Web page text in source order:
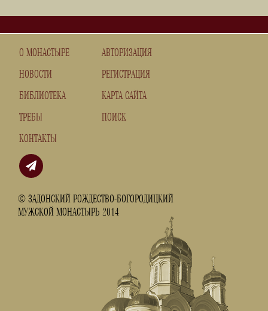
О МОНАСТЫРЕ
НОВОСТИ
БИБЛИОТЕКА
ТРЕБЫ
КОНТАКТЫ
© ЗАДОНСКИЙ РОЖДЕСТВО-БОГОРОДИЦКИЙ
МУЖСКОЙ МОНАСТЫРЬ 2014
АВТОРИЗАЦИЯ
РЕГИСТРАЦИЯ
КАРТА САЙТА
ПОИСК